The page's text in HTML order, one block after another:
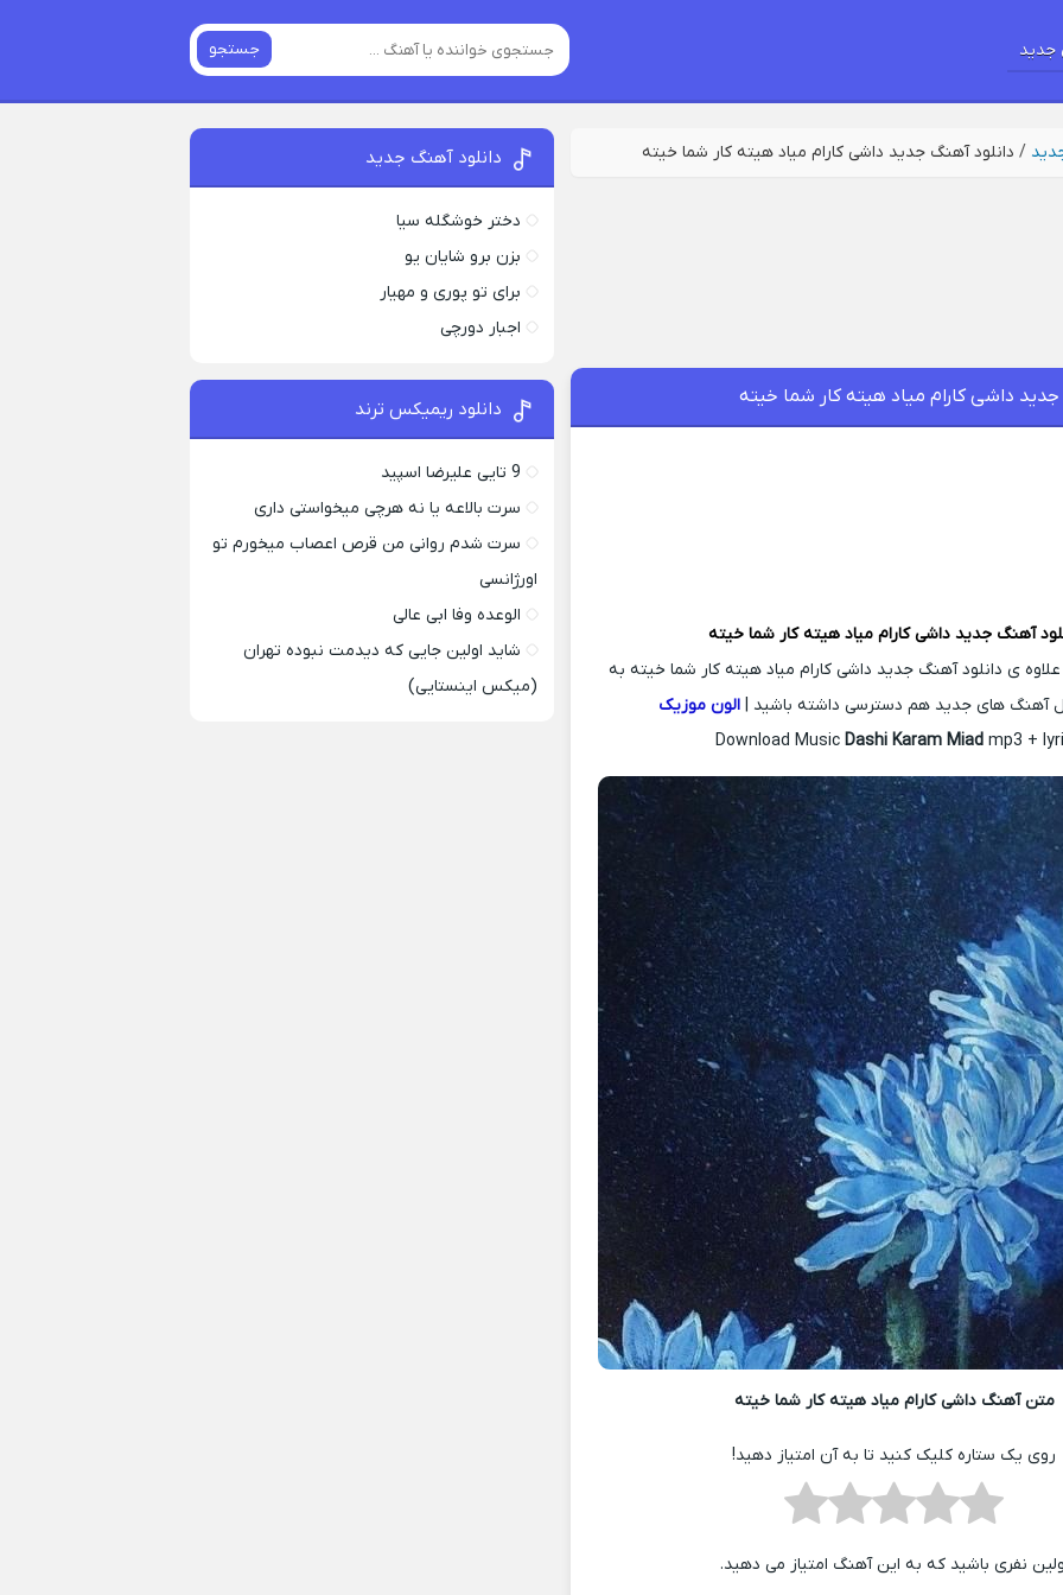
جستجو
/ دانلود آهنگ جدید داشی کارام میاد هیته کار شما خیته
داشی کارام میاد هیته کار شما خیته
آهنگ جدید داشی کارام میاد هیته کار شما خیته
ی دانلود آهنگ جدید داشی کارام میاد هیته کار شما خیته به
آهنگ های جدید هم دسترسی داشته باشید |الون موزیک
Download MusicDashi Karam Miadmp3 +
متن آهنگ داشی کارام میاد هیته کار شما خیته
روی یک ستاره کلیک کنید تا به آن امتیاز دهید!
نفری باشید که به این آهنگ امتیاز می دهید.
دانلود آهنگ جدید
دختر خوشگله سیا
بزن برو شایان یو
برای تو پوری و مهیار
اجبار دورچی
دانلود ریمیکس ترند
9 تایی علیرضا اسپید
سرت بالاعه یا نه هرچی میخواستی داری
سرت شدم روانی من قرص اعصاب میخورم تو
اورژانسی
الوعده وفا ابی عالی
شاید اولین جایی که دیدمت نبوده تهران
(میکس اینستایی)